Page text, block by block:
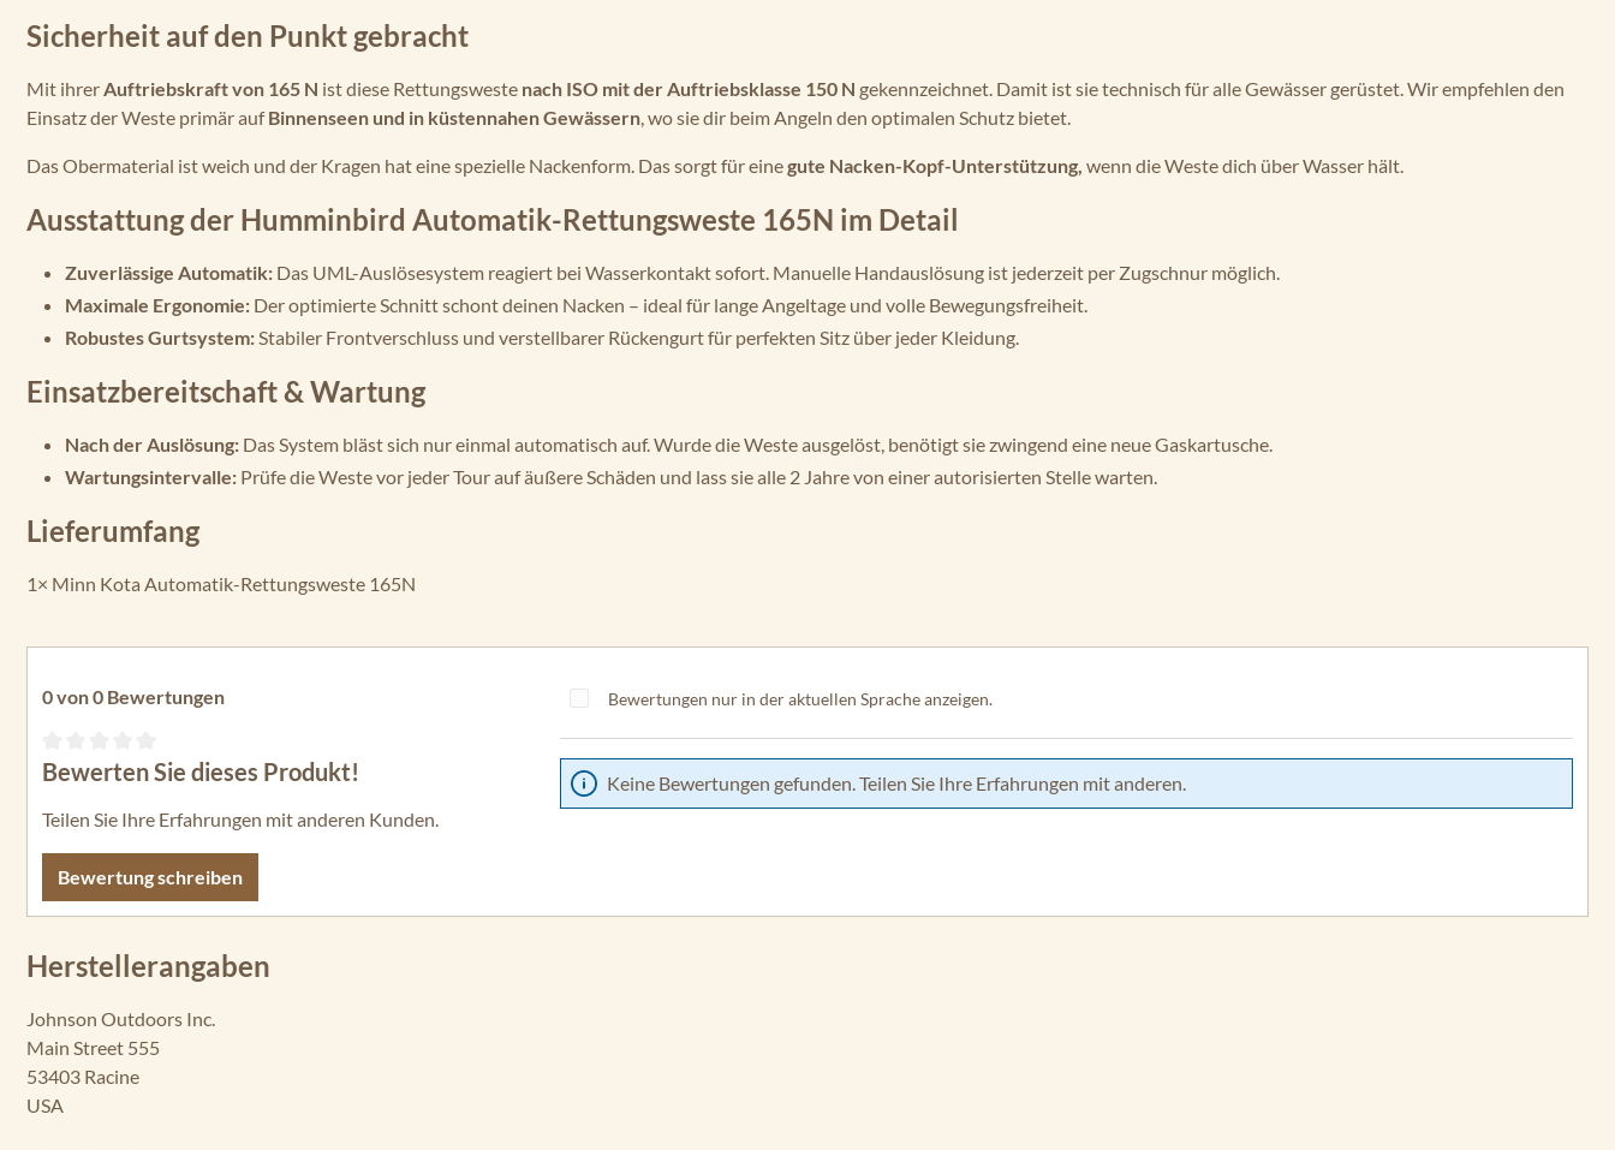
Sicherheit auf den Punkt gebracht
Mit ihrerAuftriebskraft von 165 N ist diese Rettungsweste nach ISO mit der Auftriebsklasse 150 N gekennzeichnet. Damit ist sie technisch für alle Gewässer gerüstet. Wir empfehlen den
Einsatz der Weste primär aufBinnenseen und in küstennahen Gewässern, wo sie dir beim Angeln den optimalen Schutz bietet.
Das Obermaterial ist weich und der Kragen hat eine spezielle Nackenform. Das sorgt für einegute Nacken-Kopf-Unterstützung, wenn die Weste dich über Wasser hält.
Ausstattung der Humminbird Automatik-Rettungsweste 165N im Detail
Zuverlässige Automatik: Das UML-Auslösesystem reagiert bei Wasserkontakt sofort. Manuelle Handauslösung ist jederzeit per Zugschnur möglich.
Maximale Ergonomie: Der optimierte Schnitt schont deinen Nacken – ideal für lange Angeltage und volle Bewegungsfreiheit.
Robustes Gurtsystem:Stabiler Frontverschluss und verstellbarer Rückengurt für perfekten Sitz über jeder Kleidung.
Einsatzbereitschaft & Wartung
Nach der Auslösung: Das System bläst sich nur einmal automatisch auf. Wurde die Weste ausgelöst, benötigt sie zwingend eine neue Gaskartusche.
Wartungsintervalle: Prüfe die Weste vor jeder Tour auf äußere Schäden und lass sie alle 2 Jahre von einer autorisierten Stelle warten.
Lieferumfang
1× Minn Kota Automatik-Rettungsweste 165N
0 von 0 Bewertungen
Durchschnittliche Bewertung von 0 von 5 Sternen
Bewerten Sie dieses Produkt!
Teilen Sie Ihre Erfahrungen mit anderen Kunden.
Bewertung schreiben
Bewertungen nur in der aktuellen Sprache anzeigen.
Keine Bewertungen gefunden. Teilen Sie Ihre Erfahrungen mit anderen.
Herstellerangaben
Johnson Outdoors Inc.
Main Street 555
53403 Racine
USA